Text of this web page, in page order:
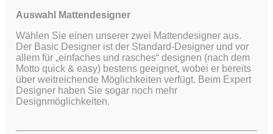
Auswahl Mattendesigner
Wählen Sie einen unserer zwei Mattendesigner aus.
Der Basic Designer ist der Standard-Designer und vor
allem für „einfaches und rasches“ designen (nach dem
Motto quick & easy) bestens geeignet, wobei er bereits
über weitreichende Möglichkeiten verfügt. Beim Expert
Designer haben Sie sogar noch mehr
Designmöglichkeiten.